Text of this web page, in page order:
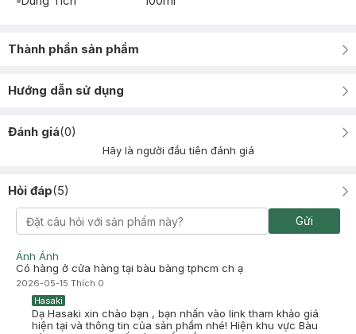
Thành phần sản phẩm
Hướng dẫn sử dụng
Đánh giá(0)
Hãy là người đầu tiên đánh giá
Hỏi đáp(5)
Gửi
Ánh Ánh
Có hàng ở cửa hàng tại bàu bàng tphcm ch ạ
2026-05-15 Thích 0
Hasaki
Dạ Hasaki xin chào bạn , bạn nhấn vào link tham khảo giá
hiện tại và thông tin của sản phẩm nhé! Hiện khu vực Bàu